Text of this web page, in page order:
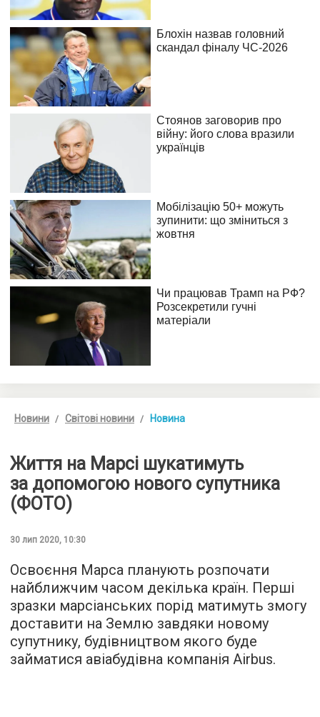
Новини Світові новини Новина
Життя на Марсі шукатимуть
за допомогою нового супутника
(ФОТО)
30 лип 2020, 10:30
Освоєння Марса планують розпочати
найближчим часом декілька країн. Перші
зразки марсіанських порід матимуть змогу
доставити на Землю завдяки новому
супутнику, будівництвом якого буде
займатися авіабудівна компанія Airbus.